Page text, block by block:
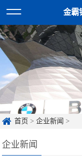
金霸
首页 >企业新闻 >
企业新闻